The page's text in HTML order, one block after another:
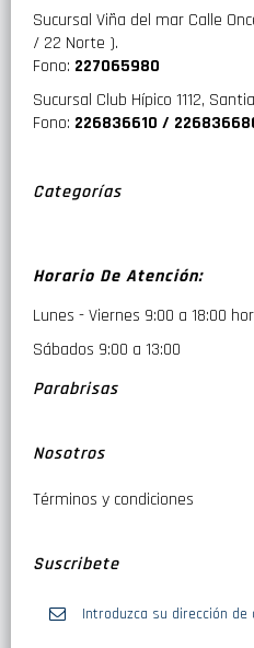
Sucursal Viña del mar Calle
/ 22 Norte ).
Fono: 227065980
Sucursal Club Hípico 1112,
Fono: 226836610 /
Categorías
Horario De Atención:
Lunes - Viernes 9:00 a 18:00
Sábados 9:00 a 13:00
Parabrisas
Nosotros
Términos y condiciones
Suscribete